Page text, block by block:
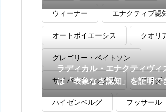
理論が行き着く先
ラディカル・エナクティヴィ
は「表象なき認知」を証明で
か？神経科学と哲学の最前線
ウィーナー エナクティブ認
オートポイエーシス クオリ
グレゴリー・ベイトソン
サイバネティックス デリダ
ハイゼンベルグ フッサール